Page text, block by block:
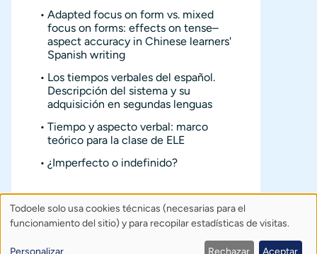
Adapted focus on form vs. mixed
focus on forms: effects on tense–
aspect accuracy in Chinese learners'
Spanish writing
Los tiempos verbales del español.
Descripción del sistema y su
adquisición en segundas lenguas
Tiempo y aspecto verbal: marco
teórico para la clase de ELE
¿Imperfecto o indefinido?
Sobre TodoeleÍndice Publica
Uso
Todoele solo usa cookies técnicas (necesarias para el
funcionamiento del sitio) y para recopilar estadísticas de visitas.